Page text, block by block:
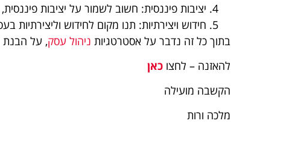
יציבות פיננסית: חשוב לשמור על יציבות
חידוש ויצירתיות: תנו מקום לחידוש
בתוך כל זה נדבר על אסטרטגיות ניהול עסק, על הבנת
להאזנה – לחצו כאן
הקשבה מועילה
מלכה ורות